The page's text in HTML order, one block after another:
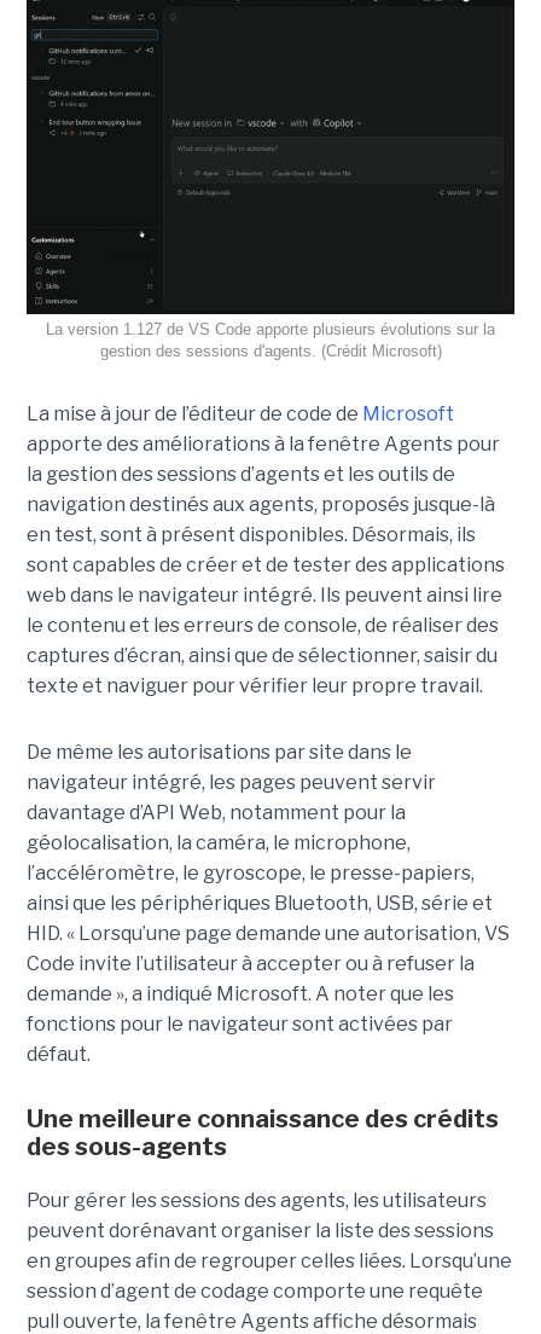
La version 1.127 de VS Code apporte plusieurs évolutions sur la
gestion des sessions d'agents. (Crédit Microsoft)
La mise à jour de l’éditeur de code de Microsoft
apporte des améliorations à la fenêtre Agents pour
la gestion des sessions d’agents et les outils de
navigation destinés aux agents, proposés jusque-là
en test, sont à présent disponibles. Désormais, ils
sont capables de créer et de tester des applications
web dans le navigateur intégré. Ils peuvent ainsi lire
le contenu et les erreurs de console, de réaliser des
captures d’écran, ainsi que de sélectionner, saisir du
texte et naviguer pour vérifier leur propre travail.
De même les autorisations par site dans le
navigateur intégré, les pages peuvent servir
davantage d’API Web, notamment pour la
géolocalisation, la caméra, le microphone,
l’accéléromètre, le gyroscope, le presse-papiers,
ainsi que les périphériques Bluetooth, USB, série et
HID. « Lorsqu’une page demande une autorisation, VS
Code invite l’utilisateur à accepter ou à refuser la
demande », a indiqué Microsoft. A noter que les
fonctions pour le navigateur sont activées par
défaut.
Une meilleure connaissance des crédits
des sous-agents
Pour gérer les sessions des agents, les utilisateurs
peuvent dorénavant organiser la liste des sessions
en groupes afin de regrouper celles liées. Lorsqu’une
session d’agent de codage comporte une requête
pull ouverte, la fenêtre Agents affiche désormais